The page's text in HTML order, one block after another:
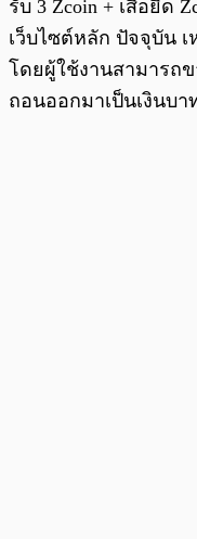
รับ 3 Zcoin + เสื้อยืด
เว็บไซต์หลัก ปัจจุบัน เ
โดยผู้ใช้งานสามารถ
ถอนออกมาเป็นเงินบา